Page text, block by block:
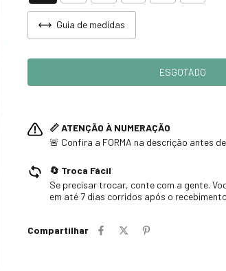
Guia de medidas
📏 ATENÇÃO À NUMERAÇÃO
🚨 Confira a FORMA na descrição antes
🔄 Troca Fácil
Se precisar trocar, conte com a gente.
em até 7 dias corridos após o
Compartilhar